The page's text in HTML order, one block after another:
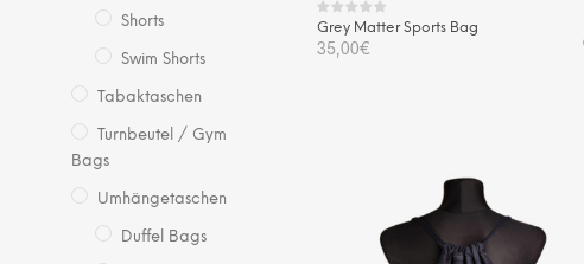
Shorts
Swim Shorts
Tabaktaschen
Turnbeutel / Gym
Bags
Umhängetaschen
Duffel Bags
Grey Matter Sports Bag
35,00€